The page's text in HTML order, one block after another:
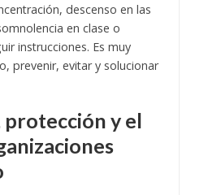
descenso en las
en clase o
instrucciones. Es muy
prevenir, evitar y solucionar
protección y el